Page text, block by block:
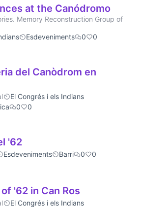
at the Canódromo
Memory Reconstruction Group of
Esdeveniments 0 0
del Canòdrom en
El Congrés i els Indians
0 0
'62
Esdeveniments Barri 0 0
'62 in Can Ros
El Congrés i els Indians